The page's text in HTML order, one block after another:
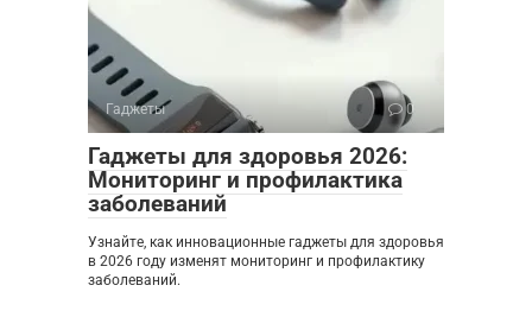
Гаджеты 0
Гаджеты для здоровья 2026:
Мониторинг и профилактика
заболеваний
Узнайте, как инновационные гаджеты для здоровья
в 2026 году изменят мониторинг и профилактику
заболеваний.